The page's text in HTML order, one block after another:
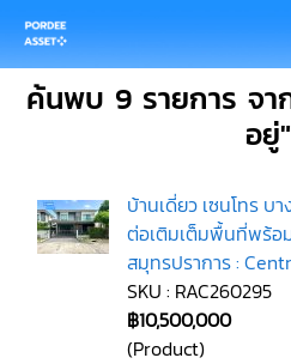
ค้นพบ 9 รายการ จา
อยู่"
บ้านเดี่ยว เซนโทร บ
ต่อเติมเต็มพื้นที่พร้อ
สมุทรปราการ :
SKU : RAC260295
฿10,500,000
(Product)